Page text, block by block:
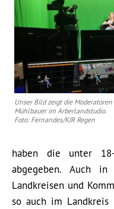
Unser Bild zeigt die Moderatoren
Mühlbauer im Arberlandstudio.
Foto: Fernandes/KJR Regen
haben die unter
abgegeben. Auch
Landkreisen und
so auch im